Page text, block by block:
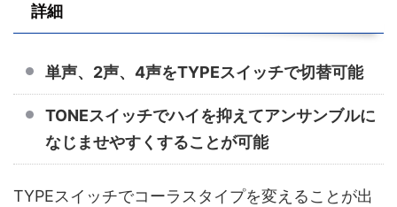
詳細
単声、2声、4声をTYPEスイッチで切替可能
TONEスイッチでハイを抑えてアンサンブルに
なじませやすくすることが可能
TYPEスイッチでコーラスタイプを変えることが出